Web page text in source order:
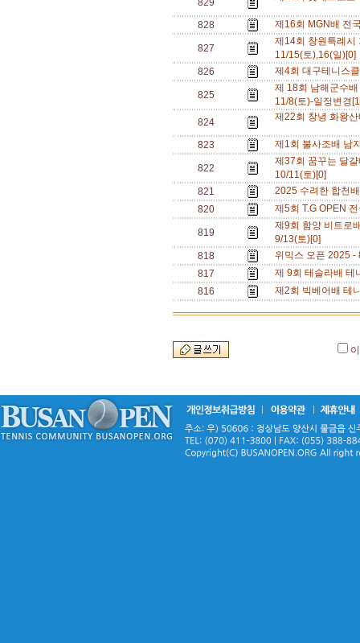
829
828 제16회 MGN배 전
827
제14회 창원특례시
11/15(토),16(일)[0]
826
제4회 대구테니스
825
제 18회 남해군수
11/8(토)-일정변경
824
제22회 창녕 화왕
823 제1회 불사조배 남
822
제37회 꿈꾸는 달
10/11(토)[0]
821
2025 수려한 합천
820
제5회 T.G OPEN
819
제9회 함양 비트로
9/13(토)[0]
818
위믹스 오픈 2025
817
제 9회 테슬라배
816
제2회 빅베어배 테